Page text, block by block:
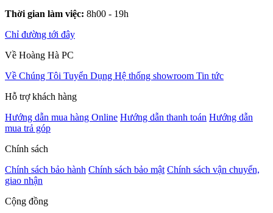
Thời gian làm việc: 8h00 - 19h
Chỉ đường tới đây
Về Hoàng Hà PC
Về Chúng Tôi Tuyển Dụng Hệ thống showroom Tin tức
Hỗ trợ khách hàng
Hướng dẫn mua hàng Online Hướng dẫn thanh toán Hướng dẫn
mua trả góp
Chính sách
Chính sách bảo hành Chính sách bảo mật Chính sách vận chuyển,
giao nhận
Cộng đồng